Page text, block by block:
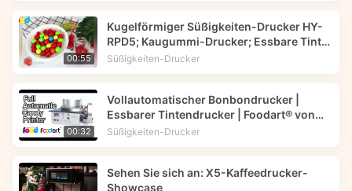
00:55
Kugelförmiger Süßigkeiten-Drucker HY-
RPD5; Kaugummi-Drucker; Essbare Tinte
-- Foodart®
Süßigkeiten-Drucker
00:32
Vollautomatischer Bonbondrucker |
Essbarer Tintendrucker | Foodart® von
Foodprinttech
Süßigkeiten-Drucker
Sehen Sie sich an: X5-Kaffeedrucker-
Showcase